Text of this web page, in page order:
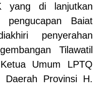
yang di lanjutkan
pengucapan Baiat
penyerahan
Tilawatil
Umum LPTQ
Daerah Provinsi H.